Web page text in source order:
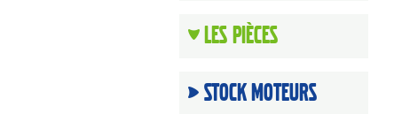
Les Pièces
Stock moteurs